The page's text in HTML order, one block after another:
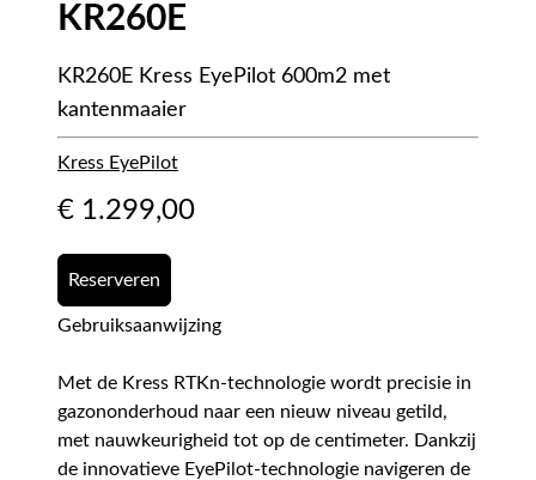
KR260E
KR260E Kress EyePilot 600m2 met
kantenmaaier
Kress EyePilot
€ 1.299,00
Reserveren
Gebruiksaanwijzing
Met de Kress RTKn-technologie wordt precisie in
gazononderhoud naar een nieuw niveau getild,
met nauwkeurigheid tot op de centimeter. Dankzij
de innovatieve EyePilot-technologie navigeren de